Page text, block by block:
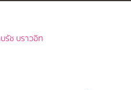
รัช บราวอิท